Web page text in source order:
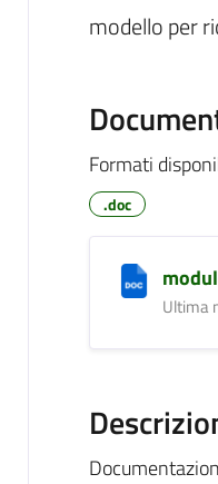
modello per
Formati
.doc
Ultima